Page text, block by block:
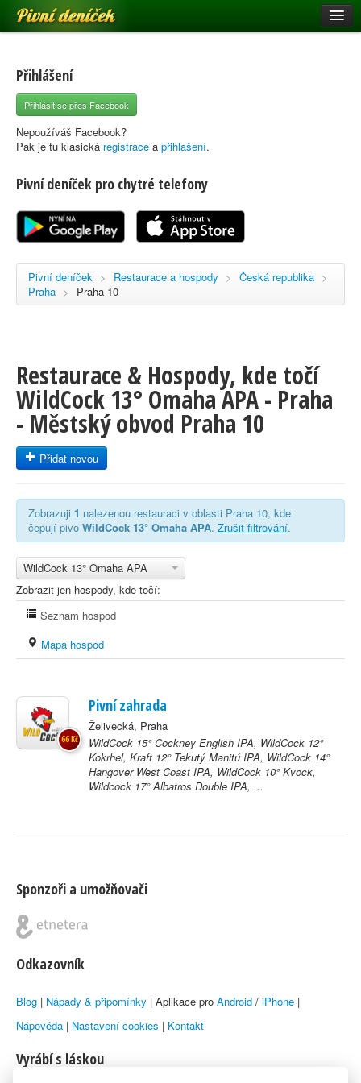
Pivní deníček
Pivní mapa
Pivní značky
Nápověda
Registrace
Přihlášení
Přihlásit se přes Facebook
Nepoužíváš Facebook?
Pak je tu klasická registrace a přihlašení.
Pivní deníček pro chytré telefony
Pivní deníček > Restaurace a hospody > Česká republika >
Praha > Praha 10
Restaurace & Hospody, kde točí
WildCock 13° Omaha APA - Praha
- Městský obvod Praha 10
Přidat novou
Zobrazuji 1 nalezenou restauraci v oblasti Praha 10, kde
čepují pivo WildCock 13° Omaha APA. Zrušit filtrování.
WildCock 13° Omaha APA
Zobrazit jen hospody, kde točí:
Seznam hospod
Mapa hospod
Pivní zahrada
Želivecká, Praha
WildCock 15° Cockney English IPA, WildCock 12°
Kokrhel, Kraft 12° Tekutý Manitú IPA, WildCock 14°
Hangover West Coast IPA, WildCock 10° Kvock,
Wildcock 17° Albatros Double IPA, ...
66 Kč
Sponzoři a umožňovači
Odkazovník
Blog | Nápady & připomínky | Aplikace pro Android / iPhone |
Nápověda | Nastavení cookies | Kontakt
Vyrábí s láskou